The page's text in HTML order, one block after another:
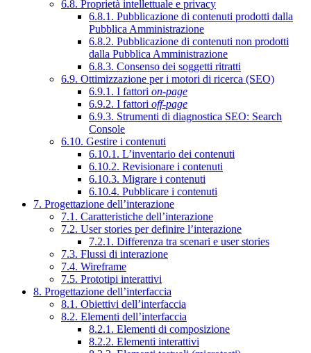
6.8. Proprietà intellettuale e privacy
6.8.1. Pubblicazione di contenuti prodotti dalla
Pubblica Amministrazione
6.8.2. Pubblicazione di contenuti non prodotti
dalla Pubblica Amministrazione
6.8.3. Consenso dei soggetti ritratti
6.9. Ottimizzazione per i motori di ricerca (SEO)
6.9.1. I fattori on-page
6.9.2. I fattori off-page
6.9.3. Strumenti di diagnostica SEO: Search
Console
6.10. Gestire i contenuti
6.10.1. L’inventario dei contenuti
6.10.2. Revisionare i contenuti
6.10.3. Migrare i contenuti
6.10.4. Pubblicare i contenuti
7. Progettazione dell’interazione
7.1. Caratteristiche dell’interazione
7.2. User stories per definire l’interazione
7.2.1. Differenza tra scenari e user stories
7.3. Flussi di interazione
7.4. Wireframe
7.5. Prototipi interattivi
8. Progettazione dell’interfaccia
8.1. Obiettivi dell’interfaccia
8.2. Elementi dell’interfaccia
8.2.1. Elementi di composizione
8.2.2. Elementi interattivi